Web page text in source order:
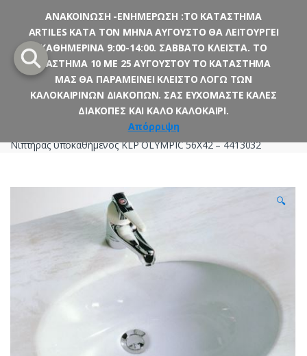
navigation
content
Μπάνιο Νιπτήρες Υποκαθήμενοι
Νιπτήρας υποκαθήμενος KLP OLYMPIC 56X42 – 4413032
🔍
ΑΝΑΚΟΙΝΩΣΗ -ΕΝΗΜΕΡΩΣΗ :ΤΟ ΚΑΤΑΣΤΗΜΑ
ARTILES ΚΑΤΑ ΤΟΝ ΜΗΝΑ ΑΥΓΟΥΣΤΟ ΘΑ ΛΕΙΤΟΥΡΓΕΙ
ΚΑΘΗΜΕΡΙΝΑ 9:00-14:00. ΣΑΒΒΑΤΟ ΚΛΕΙΣΤΑ. ΤΟ
ΔΙΑΣΤΗΜΑ 10 ΜΕ 25 ΑΥΓΟΥΣΤΟΥ ΤΟ ΚΑΤΑΣΤΗΜΑ
ΜΑΣ ΘΑ ΠΑΡΑΜΕΙΝΕΙ ΚΛΕΙΣΤΟ ΛΟΓΩ ΤΩΝ
ΚΑΛΟΚΑΙΡΙΝΩΝ ΔΙΑΚΟΠΩΝ. ΣΑΣ ΕΥΧΟΜΑΣΤΕ ΚΑΛΕΣ
ΔΙΑΚΟΠΕΣ ΚΑΙ ΚΑΛΟ ΚΑΛΟΚΑΙΡΙ.
Απόρριψη